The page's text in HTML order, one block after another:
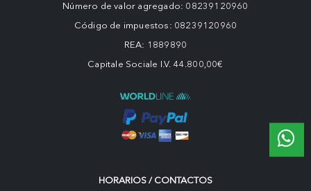
Número de valor agregado: 08239120960
Código de impuestos: 08239120960
REA: 1889890
Capitale Sociale I.V. 44.800,00€
HORARIOS / CONTACTOS